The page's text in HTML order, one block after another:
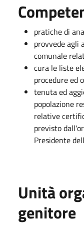
pratiche di
provvede agli
comunale
cura le liste
procedure ed
tenuta ed
popolazione
relative
previsto
Presidente
Unità
genitore